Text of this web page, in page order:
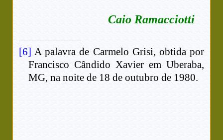
Caio Ramacciotti
[6] A palavra de Carmelo Grisi, obtida por
Francisco Cândido Xavier em Uberaba,
MG, na noite de 18 de outubro de 1980.